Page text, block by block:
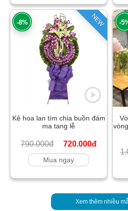
NEW
-8%
Kệ hoa lan tím chia buồn đám
ma tang lễ
790.000đ 720.000đ
Mua ngay
-
Xem thêm nhiều